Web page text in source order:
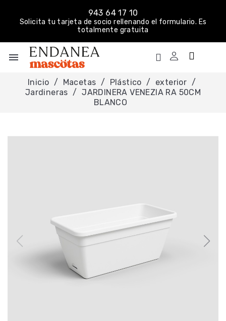
943 64 17 10
Solicita tu tarjeta de socio rellenando el formulario. Es
totalmente gratuita
menu
Inicio Macetas Plástico
exterior
Jardineras
JARDINERA VENEZIA RA 50CM
BLANCO